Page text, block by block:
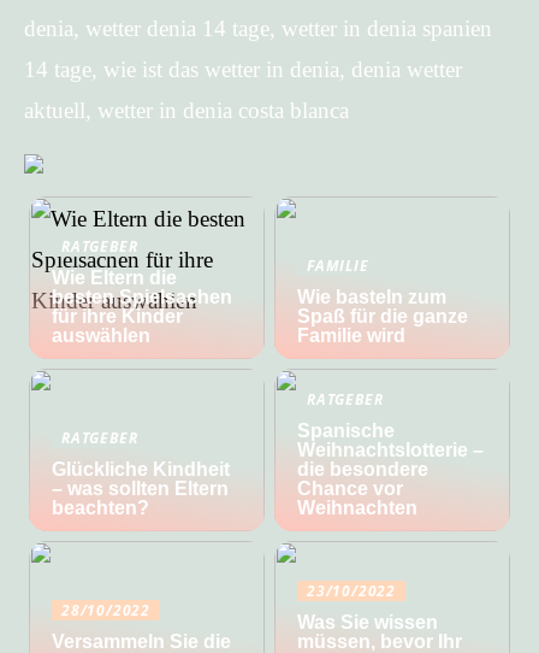
denia, wetter denia 14 tage, wetter in denia spanien
14 tage, wie ist das wetter in denia, denia wetter
aktuell, wetter in denia costa blanca
RATGEBER
Wie Eltern die
besten Spielsachen
für ihre Kinder
auswählen
FAMILIE
Wie basteln zum
Spaß für die ganze
Familie wird
RATGEBER
Glückliche Kindheit
– was sollten Eltern
beachten?
RATGEBER
Spanische
Weihnachtslotterie –
die besondere
Chance vor
Weihnachten
28/10/2022
Versammeln Sie die
23/10/2022
Was Sie wissen
müssen, bevor Ihr